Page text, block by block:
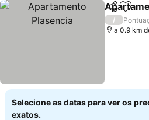
Partilhar
/
a 0.9 km
Selecione as datas para ver os
exatos.